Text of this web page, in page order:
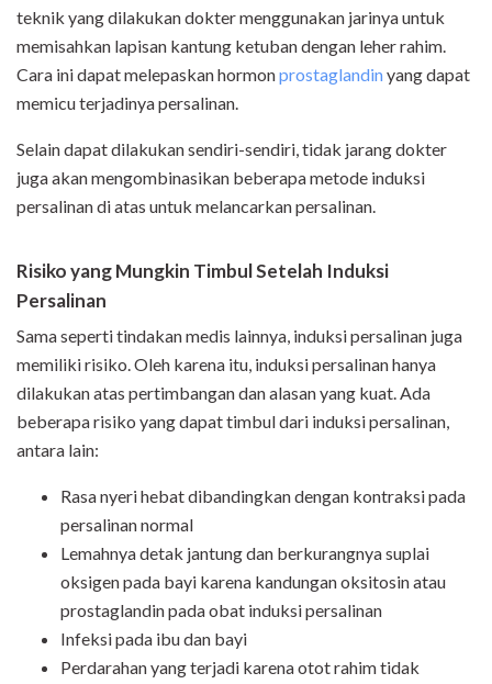
teknik yang dilakukan dokter menggunakan jarinya untuk
memisahkan lapisan kantung ketuban dengan leher rahim.
Cara ini dapat melepaskan hormonprostaglandinyang dapat
memicu terjadinya persalinan.
Selain dapat dilakukan sendiri-sendiri, tidak jarang dokter
juga akan mengombinasikan beberapa metode induksi
persalinan di atas untuk melancarkan persalinan.
Risiko yang Mungkin Timbul Setelah Induksi
Persalinan
Sama seperti tindakan medis lainnya, induksi persalinan juga
memiliki risiko. Oleh karena itu, induksi persalinan hanya
dilakukan atas pertimbangan dan alasan yang kuat. Ada
beberapa risiko yang dapat timbul dari induksi persalinan,
antara lain:
Rasa nyeri hebat dibandingkan dengan kontraksi pada
persalinan normal
Lemahnya detak jantung dan berkurangnya suplai
oksigen pada bayi karena kandungan oksitosin atau
prostaglandin pada obat induksi persalinan
Infeksi pada ibu dan bayi
Perdarahan yang terjadi karena otot rahim tidak